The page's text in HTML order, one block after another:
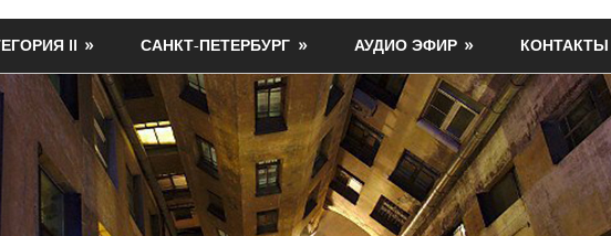
II САНКТ-ПЕТЕРБУРГ АУДИО ЭФИР КОНТАКТЫ